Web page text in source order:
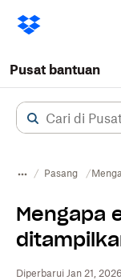
Pusat bantuan
Pasang
Mengapa
Diperbarui Jan 21, 2026